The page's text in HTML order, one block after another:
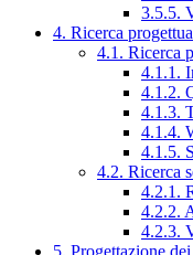
3.5.5.
4. Ricerca
4.1. Ricerca
4.1.1.
4.1.2.
4.1.3.
4.1.4.
4.1.5.
4.2. Ricerca
4.2.1.
4.2.2.
4.2.3.
5. Progettazione